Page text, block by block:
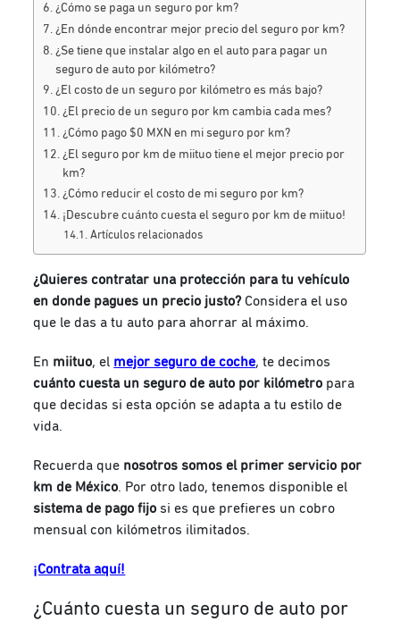
¿Cómo se paga un seguro por km?
¿En dónde encontrar mejor precio del seguro por km?
¿Se tiene que instalar algo en el auto para pagar un
seguro de auto por kilómetro?
¿El costo de un seguro por kilómetro es más bajo?
¿El precio de un seguro por km cambia cada mes?
¿Cómo pago $0 MXN en mi seguro por km?
¿El seguro por km de miituo tiene el mejor precio por
km?
¿Cómo reducir el costo de mi seguro por km?
¡Descubre cuánto cuesta el seguro por km de miituo!
Artículos relacionados
¿Quieres contratar una protección para tu vehículo
en donde pagues un precio justo?Considera el uso
que le das a tu auto para ahorrar al máximo.
En miituo,el mejor seguro de coche, te decimos
cuánto cuesta un seguro de auto por kilómetro para
que decidas si esta opción se adapta a tu estilo de
vida.
Recuerda que nosotros somos el primer servicio por
km de México. Por otro lado,tenemos disponible el
sistema de pago fijosi es que prefieres un cobro
mensual con kilómetros ilimitados.
¡Contrata aquí!
¿Cuánto cuesta un seguro de auto por